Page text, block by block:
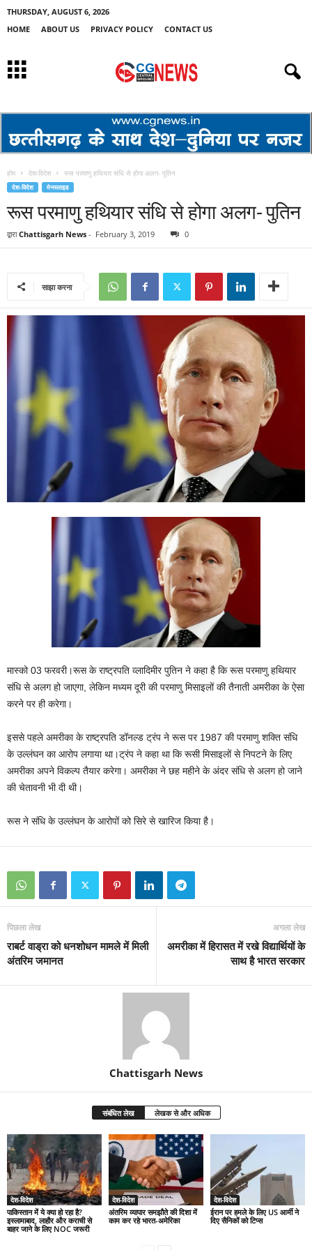
THURSDAY, AUGUST 6, 2026
HOME
ABOUT US PRIVACY POLICY CONTACT US
होम देश-विदेश रूस परमाणु हथियार संधि से होगा अलग- पुतिन
देश-विदेश मेनस्लाइड
रूस परमाणु हथियार संधि से होगा अलग- पुतिन
द्वारा Chattisgarh News - February 3, 2019 0
साझा करना
मास्को 03 फरवरी।रूस के राष्‍ट्रपति व्‍लादिमीर पुतिन ने कहा है कि रूस परमाणु हथियार
संधि से अलग हो जाएगा, लेकिन मध्‍यम दूरी की परमाणु मिसाइलों की तैनाती अमरीका के ऐसा
करने पर ही करेगा।
इससे पहले अमरीका के राष्‍ट्रपति डॉनल्‍ड ट्रंप ने रूस पर 1987 की परमाणु शक्ति संधि
के उल्‍लंघन का आरोप लगाया था।ट्रंप ने कहा था कि रूसी मिसाइलों से निपटने के लिए
अमरीका अपने विकल्‍प तैयार करेगा। अमरीका ने छह महीने के अंदर संधि से अलग हो जाने
की चेतावनी भी दी थी।
रूस ने संधि के उल्‍लंघन के आरोपों को सिरे से खारिज किया है।
पिछला लेख
राबर्ट वाड्रा को धनशोधन मामले में मिली
अंतरिम जमानत
अगला लेख
अमरीका में हिरासत में रखे विद्यार्थियों के
साथ है भारत सरकार
Chattisgarh News
संबंधित लेख लेखक से और अधिक
देश-विदेश
पाकिस्तान में ये क्या हो रहा है?
इस्लामाबाद, लाहौर और कराची से
बाहर जाने के लिए NOC जरूरी
देश-विदेश
अंतरिम व्यापार समझौते की दिशा में
काम कर रहे भारत-अमेरिका
देश-विदेश
ईरान पर हमले के लिए US आर्मी ने
दिए सैनिकों को टिप्स